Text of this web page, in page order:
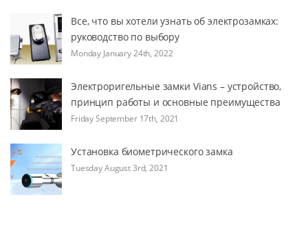
Все, что вы хотели узнать об электрозамках:
руководство по выбору
Monday January 24th, 2022
Электроригельные замки Vians – устройство,
принцип работы и основные преимущества
Friday September 17th, 2021
Установка биометрического замка
Tuesday August 3rd, 2021